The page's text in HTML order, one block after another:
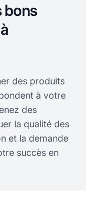
bons
des produits
à votre
des
la qualité des
et la demande
succès en